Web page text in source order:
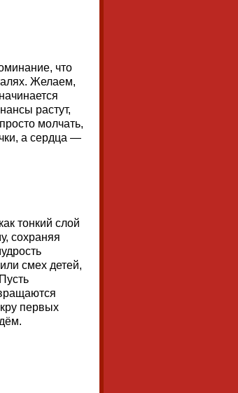
что
Желаем,
растут,
молчать,
а сердца —
тонкий слой
сохраняя
смех детей,
первых